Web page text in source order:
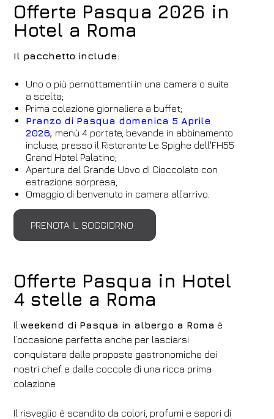
Offerte Pasqua 2026 in
Hotel a Roma
Il pacchetto include:
Uno o più pernottamenti in una camera o suite
a scelta;
Prima colazione giornaliera a buffet;
Pranzo di Pasqua domenica 5 Aprile
2026, menù 4 portate, bevande in abbinamento
incluse, presso il Ristorante Le Spighe dell'FH55
Grand Hotel Palatino;
Apertura del Grande Uovo di Cioccolato con
estrazione sorpresa;
Omaggio di benvenuto in camera all’arrivo.
PRENOTA IL SOGGIORNO
Offerte Pasqua in Hotel
4 stelle a Roma
Ilweekend di Pasqua in albergo a Roma è
l’occasione perfetta anche per lasciarsi
conquistare dalle proposte gastronomiche dei
nostri chef e dalle coccole di una ricca prima
colazione.
Il risveglio è scandito da colori, profumi e sapori di